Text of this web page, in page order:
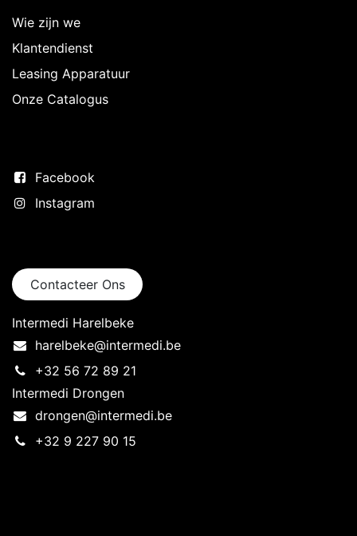
Wie zijn we
Klantendienst
Leasing Apparatuur
Onze Catalogus
Facebook
Instagram
Contacteer Ons
Intermedi Harelbeke
harelbeke@intermedi.be
+32 56 72 89 21
Intermedi Drongen
drongen@intermedi.be
+32 9 227 90 15